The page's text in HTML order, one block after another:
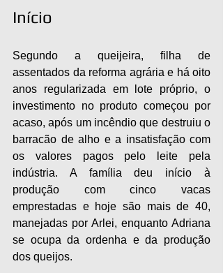
Início
Segundo a queijeira, filha de
assentados da reforma agrária e há oito
anos regularizada em lote próprio, o
investimento no produto começou por
acaso, após um incêndio que destruiu o
barracão de alho e a insatisfação com
os valores pagos pelo leite pela
indústria. A família deu início à
produção com cinco vacas
emprestadas e hoje são mais de 40,
manejadas por Arlei, enquanto Adriana
se ocupa da ordenha e da produção
dos queijos.